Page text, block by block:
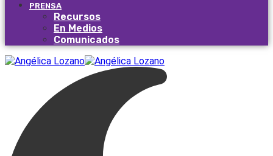
PRENSA
Recursos
En Medios
Comunicados